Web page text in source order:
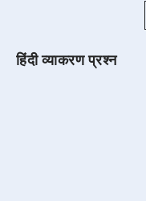
हिंदी व्याकरण प्रश्न